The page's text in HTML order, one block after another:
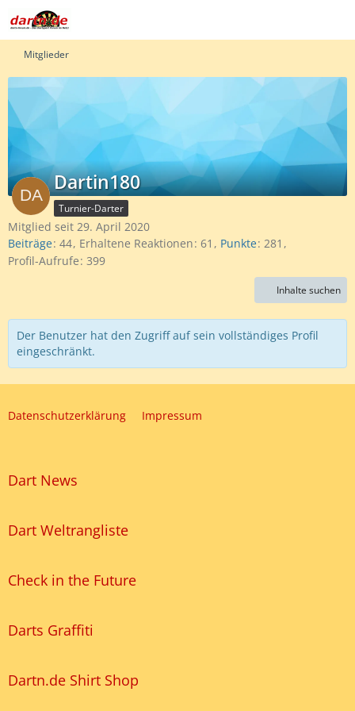
Mitglieder
Dartin180
Turnier-Darter
Mitglied seit 29. April 2020
Beiträge 44 Erhaltene Reaktionen 61 Punkte 281
Profil-Aufrufe 399
Inhalte suchen
Der Benutzer hat den Zugriff auf sein vollständiges Profil
eingeschränkt.
Datenschutzerklärung Impressum
Dart News
Dart Weltrangliste
Check in the Future
Darts Graffiti
Dartn.de Shirt Shop